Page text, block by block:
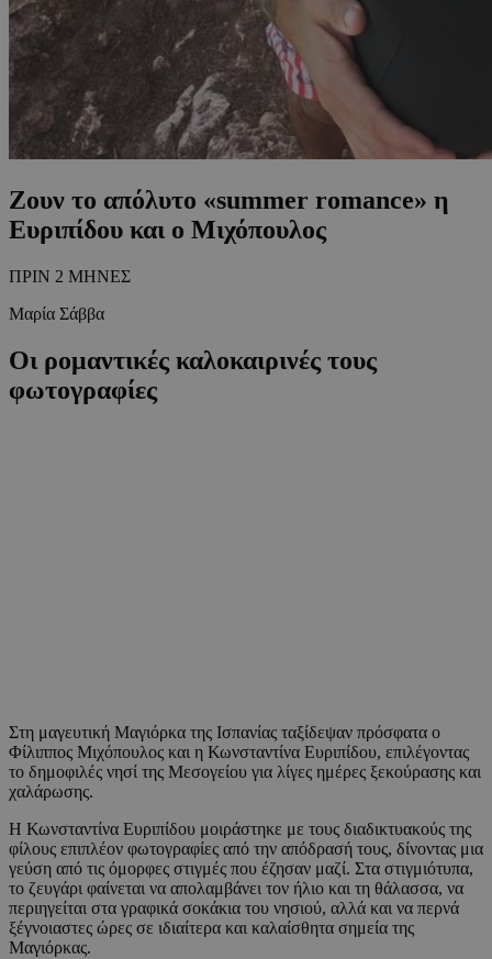
Ζουν το απόλυτο «summer romance» η
Ευριπίδου και ο Μιχόπουλος
ΠΡΙΝ 2 ΜΗΝΕΣ
Μαρία Σάββα
Οι ρομαντικές καλοκαιρινές τους
φωτογραφίες
Στη μαγευτική Μαγιόρκα της Ισπανίας ταξίδεψαν πρόσφατα ο
Φίλιππος Μιχόπουλος και η Κωνσταντίνα Ευριπίδου, επιλέγοντας
το δημοφιλές νησί της Μεσογείου για λίγες ημέρες ξεκούρασης και
χαλάρωσης.
Η Κωνσταντίνα Ευριπίδου μοιράστηκε με τους διαδικτυακούς της
φίλους επιπλέον φωτογραφίες από την απόδρασή τους, δίνοντας μια
γεύση από τις όμορφες στιγμές που έζησαν μαζί. Στα στιγμιότυπα,
το ζευγάρι φαίνεται να απολαμβάνει τον ήλιο και τη θάλασσα, να
περιηγείται στα γραφικά σοκάκια του νησιού, αλλά και να περνά
ξέγνοιαστες ώρες σε ιδιαίτερα και καλαίσθητα σημεία της
Μαγιόρκας.